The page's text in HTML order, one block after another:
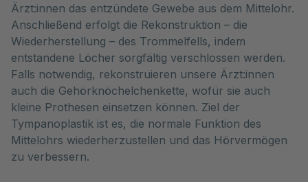
Ärzt:innen das entzündete Gewebe aus dem Mittelohr.
Anschließend erfolgt die Rekonstruktion – die
Wiederherstellung – des Trommelfells, indem
entstandene Löcher sorgfältig verschlossen werden.
Falls notwendig, rekonstruieren unsere Ärzt:innen
auch die Gehörknöchelchenkette, wofür sie auch
kleine Prothesen einsetzen können. Ziel der
Tympanoplastik ist es, die normale Funktion des
Mittelohrs wiederherzustellen und das Hörvermögen
zu verbessern.